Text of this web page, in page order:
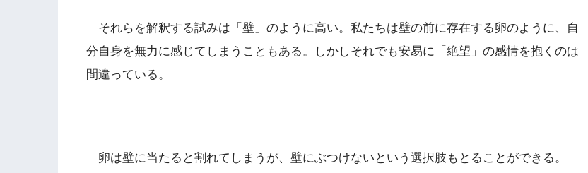
それらを解釈する試みは「壁」のように高い。私たちは壁の前に存在する卵のように、自
分自身を無力に感じてしまうこともある。しかしそれでも安易に「絶望」の感情を抱くのは
間違っている。
卵は壁に当たると割れてしまうが、壁にぶつけないという選択肢もとることができる。